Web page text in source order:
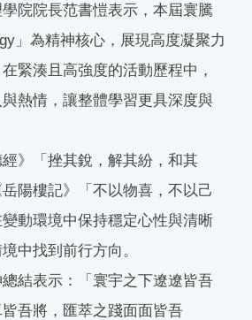
院院長范書愷表示，本屆寰騰
」為精神核心，展現高度凝聚力
緊湊且高強度的活動歷程中，
熱情，讓整體學習更具深度與
》「挫其銳，解其紛，和其
陽樓記》「不以物喜，不以己
動環境中保持穩定心性與清晰
中找到前行方向。
結表示：「寰宇之下遼遼皆吾
吾將，匯萃之踐面面皆吾